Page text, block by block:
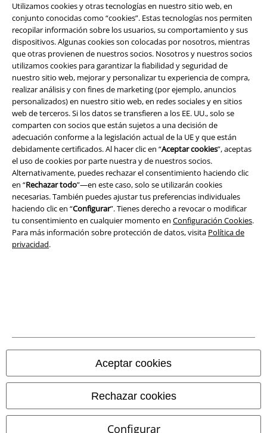
Utilizamos cookies y otras tecnologías en nuestro sitio web, en
conjunto conocidas como “cookies”. Estas tecnologías nos permiten
recopilar información sobre los usuarios, su comportamiento y sus
dispositivos. Algunas cookies son colocadas por nosotros, mientras
que otras provienen de nuestros socios. Nosotros y nuestros socios
utilizamos cookies para garantizar la fiabilidad y seguridad de
nuestro sitio web, mejorar y personalizar tu experiencia de compra,
realizar análisis y con fines de marketing (por ejemplo, anuncios
personalizados) en nuestro sitio web, en redes sociales y en sitios
web de terceros. Si los datos se transfieren a los EE. UU., solo se
comparten con socios que están sujetos a una decisión de
adecuación conforme a la legislación actual de la UE y que están
debidamente certificados. Al hacer clic en “Aceptar cookies”, aceptas
el uso de cookies por parte nuestra y de nuestros socios.
Alternativamente, puedes rechazar el consentimiento haciendo clic
en “Rechazar todo”—en este caso, solo se utilizarán cookies
necesarias. También puedes ajustar tus preferencias individuales
haciendo clic en “Configurar”. Tienes derecho a revocar o modificar
tu consentimiento en cualquier momento en Configuración Cookies.
Para más información sobre protección de datos, visita Política de
privacidad.
Aceptar cookies
Rechazar cookies
Configurar
Legal
Términos y Condiciones
Aviso Legal
Ley protección de datos
Eliminación de residuos y protección del medioambiente
Declaración de Conformidad
© 1986-2026 E.M.P. Merchandising HGmbH
Tiendas EMP online